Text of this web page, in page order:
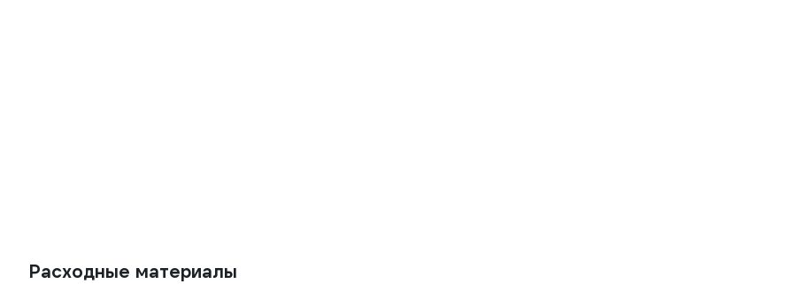
Расходные материалы